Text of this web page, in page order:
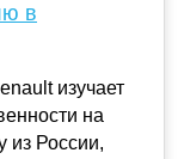
в
изучает
на
из России,